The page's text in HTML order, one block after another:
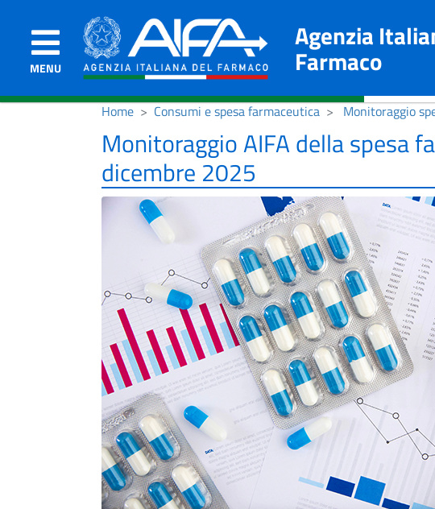
MENU
Agenzia
Farmaco
Home Consumi e spesa farmaceutica Monitoraggio
Monitoraggio AIFA della spesa
dicembre 2025